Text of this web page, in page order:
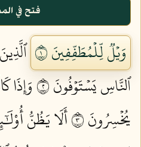
فتح في
وَيۡلٞ لِّلۡمُطَفِّفِينَ ١
ٱلنَّاسِ يَسۡتَوۡفُونَ ٢
وَإِذَا
يُخۡسِرُونَ ٣
أَلَا يَظُنُّ